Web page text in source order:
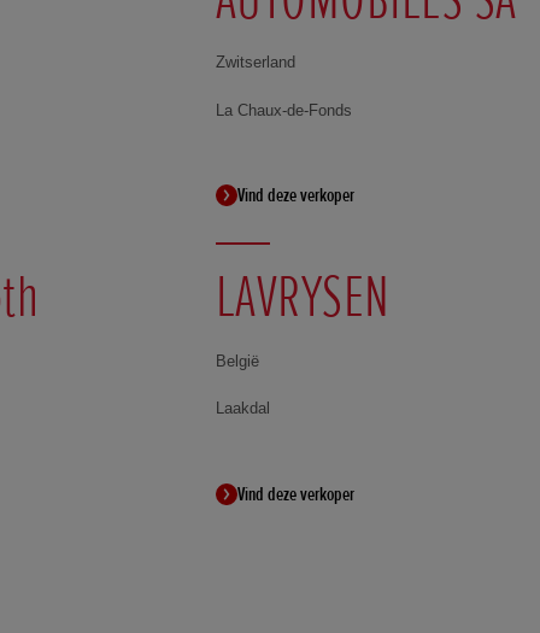
Zwitserland
La Chaux-de-Fonds
Vind deze verkoper
LAVRYSEN
België
Laakdal
Vind deze verkoper